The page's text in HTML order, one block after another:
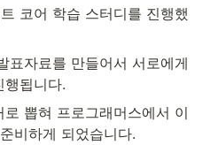
코어 학습 스터디를 진행했
표자료를 만들어서 서로에게
행됩니다.
뽑혀 프로그래머스에서 이
비하게 되었습니다.